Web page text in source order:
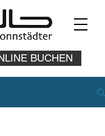
BUCHEN